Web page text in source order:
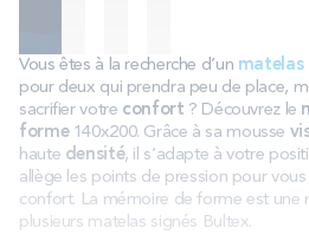
Vous êtes à la recherche d’un matelas
pour deux qui prendra peu de place,
sacrifier votre confort ? Découvrez le
forme140x200. Grâce à sa mousse
haute densité, il s’adapte à votre
allège les points de pression pour
confort. La mémoire de forme est une
plusieurs matelas signés Bultex.